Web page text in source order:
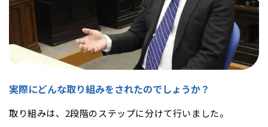
実際にどんな取り組みをされたのでしょうか？
取り組みは、2段階のステップに分けて行いました。